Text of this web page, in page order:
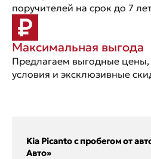
поручителей на срок до 7
Максимальная выгода
Предлагаем выгодные
условия и эксклюзивные
Kia Picanto с пробегом от
Авто»